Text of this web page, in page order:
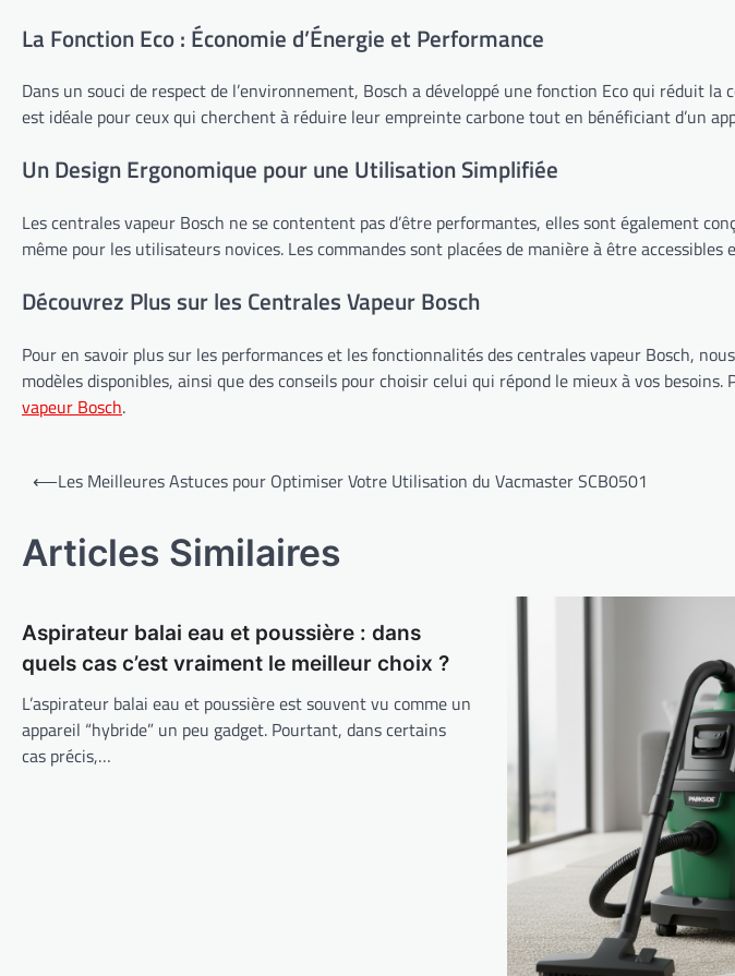
La Fonction Eco : Économie d’Énergie et Performance
Dans un souci de respect de l’environnement, Bosch a développé une fonction Eco qui réduit
est idéale pour ceux qui cherchent à réduire leur empreinte carbone tout en bénéficiant d’un
Un Design Ergonomique pour une Utilisation Simplifiée
Les centrales vapeur Bosch ne se contentent pas d’être performantes, elles sont également
même pour les utilisateurs novices. Les commandes sont placées de manière à être
Découvrez Plus sur les Centrales Vapeur Bosch
Pour en savoir plus sur les performances et les fonctionnalités des centrales vapeur Bosch,
modèles disponibles, ainsi que des conseils pour choisir celui qui répond le mieux à vos
vapeur Bosch.
Navigation
l’article
⟵Les Meilleures Astuces pour Optimiser Votre Utilisation du Vacmaster SCB0501
Articles Similaires
Aspirateur balai eau et poussière : dans
quels cas c’est vraiment le meilleur choix ?
L’aspirateur balai eau et poussière est souvent vu comme un
appareil “hybride” un peu gadget. Pourtant, dans certains
cas précis,…